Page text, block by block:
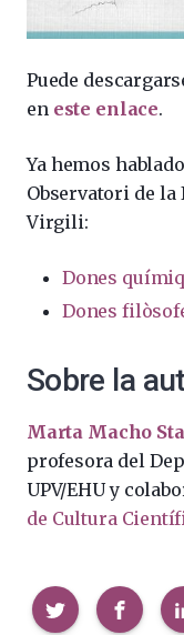
Puede
eneste enlace.
Ya hemos
Observatori de
Virgili:
Dones
Dones
Sobre la
Marta Macho
profesora del
UPV/EHU y
de Cultura
Compartir